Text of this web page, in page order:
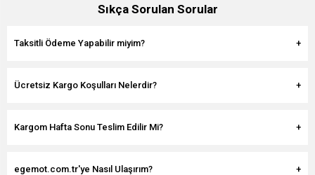
Sıkça Sorulan Sorular
Taksitli Ödeme Yapabilir miyim?
Ücretsiz Kargo Koşulları Nelerdir?
Kargom Hafta Sonu Teslim Edilir Mi?
egemot.com.tr'ye Nasıl Ulaşırım?